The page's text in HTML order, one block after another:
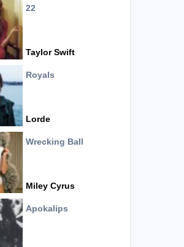
22
Taylor Swift
Royals
Lorde
Wrecking Ball
Miley Cyrus
Apokalips